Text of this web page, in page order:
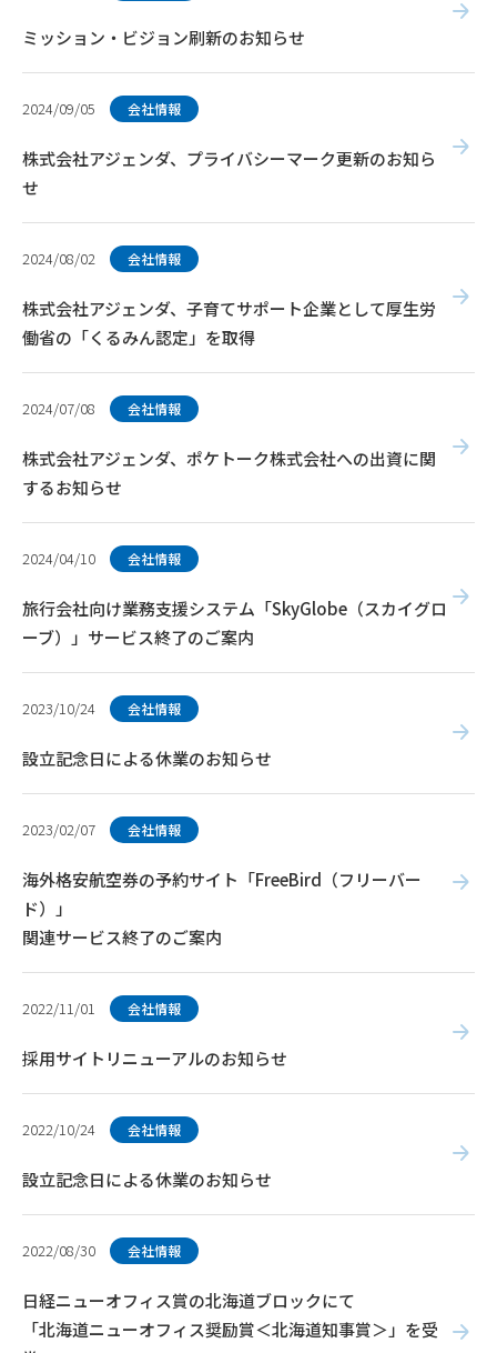
ミッション・ビジョン刷新のお知らせ
2024/09/05 会社情報
株式会社アジェンダ、プライバシーマーク更新のお知ら
せ
2024/08/02 会社情報
株式会社アジェンダ、子育てサポート企業として厚生労
働省の「くるみん認定」を取得
2024/07/08 会社情報
株式会社アジェンダ、ポケトーク株式会社への出資に関
するお知らせ
2024/04/10 会社情報
旅行会社向け業務支援システム「SkyGlobe（スカイグロ
ーブ）」サービス終了のご案内
2023/10/24 会社情報
設立記念日による休業のお知らせ
2023/02/07 会社情報
海外格安航空券の予約サイト「FreeBird（フリーバー
ド）」
関連サービス終了のご案内
2022/11/01 会社情報
採用サイトリニューアルのお知らせ
2022/10/24 会社情報
設立記念日による休業のお知らせ
2022/08/30 会社情報
日経ニューオフィス賞の北海道ブロックにて
「北海道ニューオフィス奨励賞＜北海道知事賞＞」を受